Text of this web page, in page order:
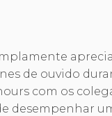
de ouvido
com os
desempenhar